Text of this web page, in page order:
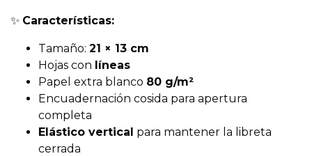
✨ Características:
Tamaño: 21 × 13 cm
Hojas con líneas
Papel extra blanco 80 g/m²
Encuadernación cosida para apertura
completa
Elástico vertical para mantener la libreta
cerrada